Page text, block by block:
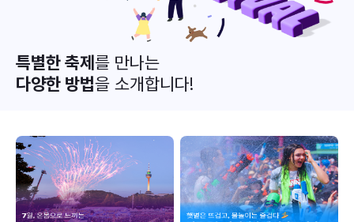
특별한 축제를 만나는
다양한 방법을 소개합니다!